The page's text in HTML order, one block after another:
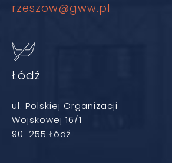
rzeszow@gww.pl
Łódź
ul. Polskiej Organizacji
Wojskowej 16/1
90-255 Łódź